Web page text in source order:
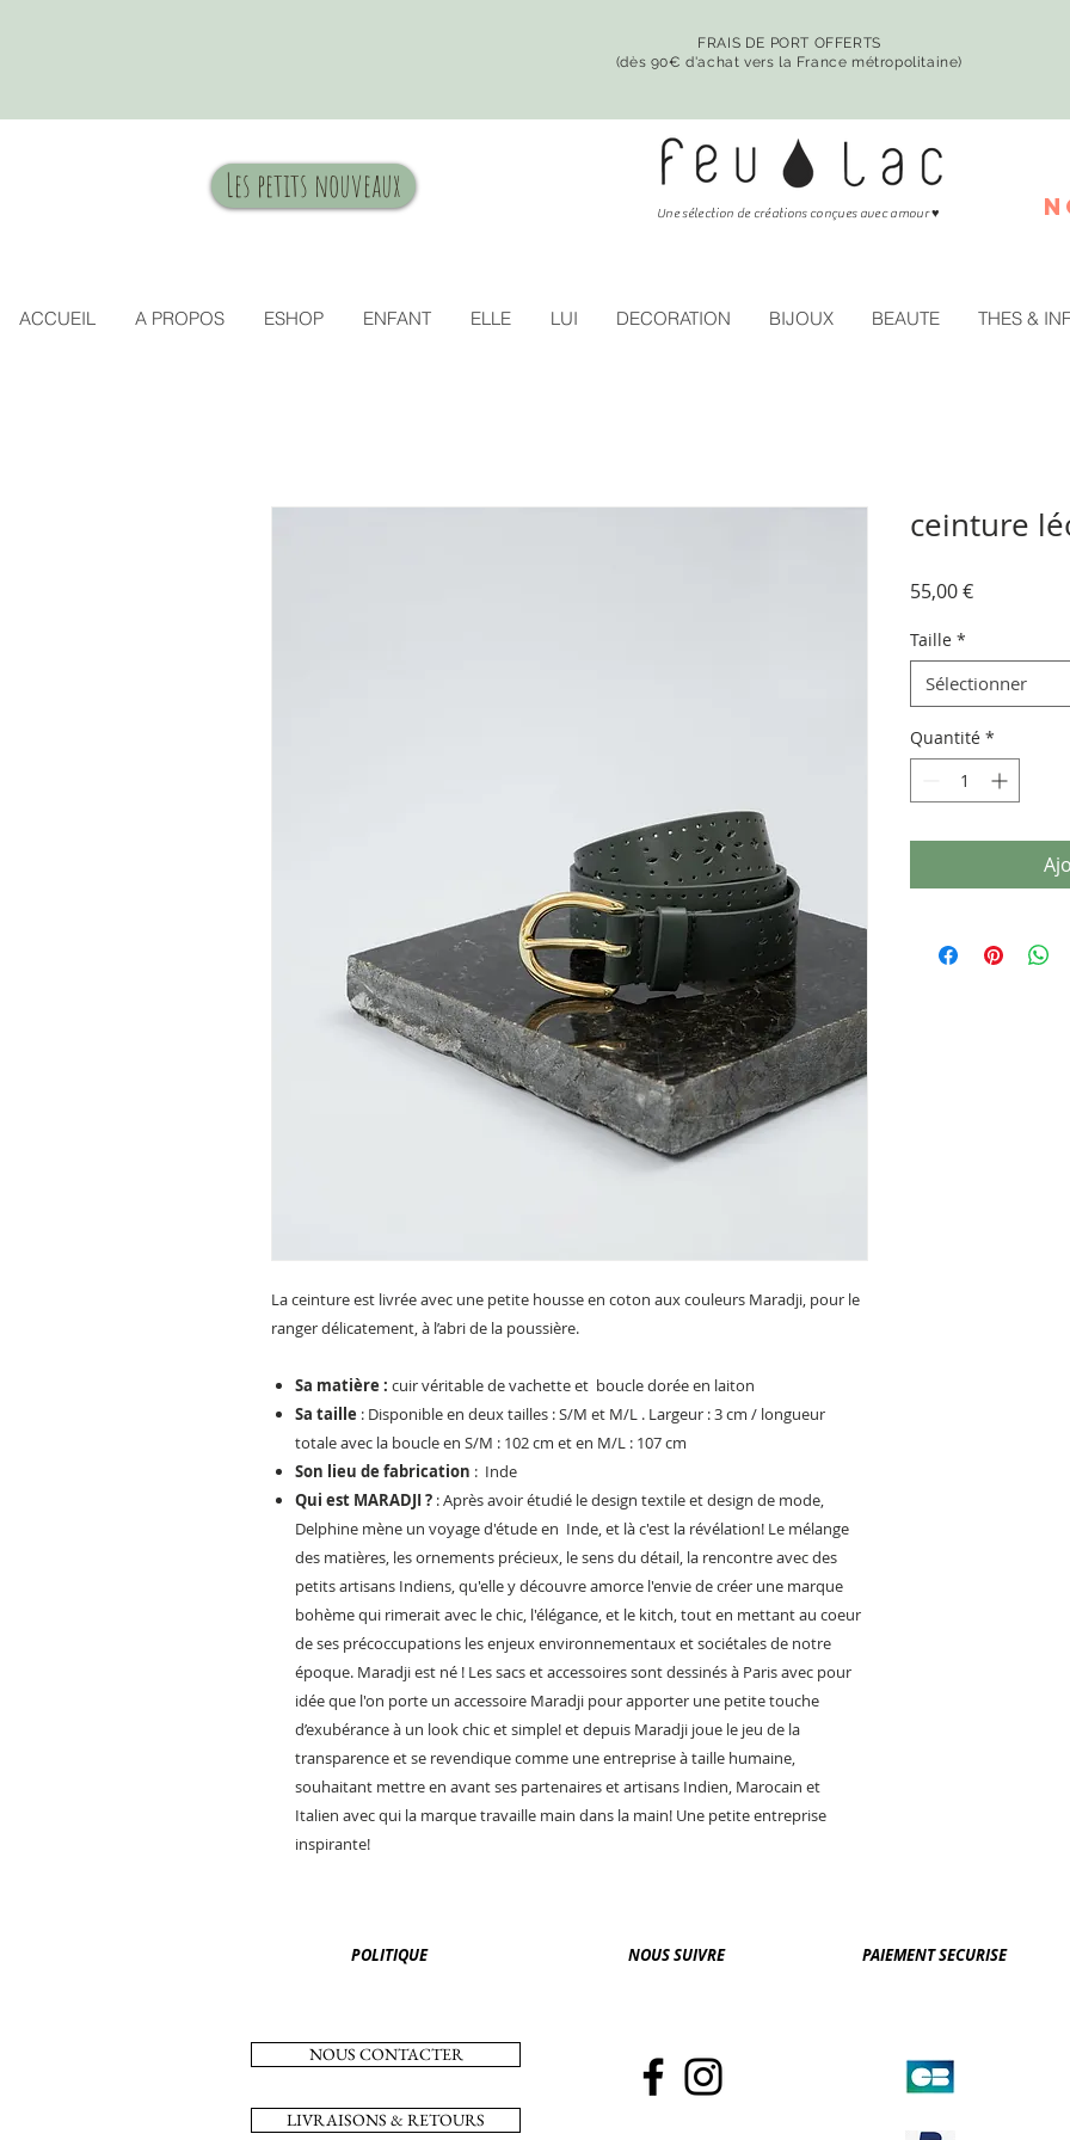
FRAIS DE PORT OFFERTS
(dès 90€ d'achat vers la France métropolitaine)
Les petits nouveaux
Une sélection de créations conçues avec amour♥
ACCUEIL A PROPOS ESHOP ENFANT ELLE LUI DECORATION BIJOUX BEAUTE THES &
La ceinture est livrée avec une petite housse en coton aux couleurs Maradji, pour le
ranger délicatement, à l’abri de la poussière.
Sa matière : cuir véritable de vachette et boucle dorée en laiton
Sa taille : Disponible en deux tailles : S/M et M/L . Largeur : 3 cm / longueur
totale avec la boucle en S/M : 102 cm et en M/L : 107 cm
Son lieu de fabrication : Inde
Qui est MARADJI ? : Après avoir étudié le design textile et design de mode,
Delphine mène un voyage d'étude en Inde, et là c'est la révélation! Le mélange
des matières, les ornements précieux, le sens du détail, la rencontre avec des
petits artisans Indiens, qu'elle y découvre amorce l'envie de créer une marque
bohème qui rimerait avec le chic, l'élégance, et le kitch, tout en mettant au coeur
de ses précoccupations les enjeux environnementaux et sociétales de notre
époque. Maradji est né ! Les sacs et accessoires sont dessinés à Paris avec pour
idée que l'on porte un accessoire Maradji pour apporter une petite touche
d’exubérance à un look chic et simple! et depuis Maradji joue le jeu de la
transparence et se revendique comme une entreprise à taille humaine,
souhaitant mettre en avant ses partenaires et artisans Indien, Marocain et
Italien avec qui la marque travaille main dans la main! Une petite entreprise
inspirante!
ceinture
55,00 €Prix
Taille *
Sélectionner
Quantité *
POLITIQUE
NOUS CONTACTER
NOUS SUIVRE
LIVRAISONS & RETOURS
PAIEMENT SECURISE